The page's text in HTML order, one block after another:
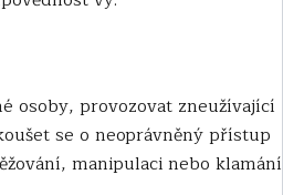
osoby, provozovat zneužívající
se o neoprávněný přístup
manipulaci nebo klamání